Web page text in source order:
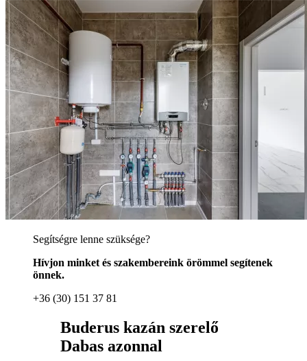
Segítségre lenne szüksége?
Hívjon minket és szakembereink örömmel segítenek
önnek.
+36 (30) 151 37 81
Buderus kazán szerelő
Dabas azonnal